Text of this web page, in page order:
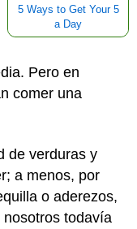
5 Ways to Get Your 5
a Day
Pero en
comer una
de verduras y
a menos, por
o aderezos,
todavía